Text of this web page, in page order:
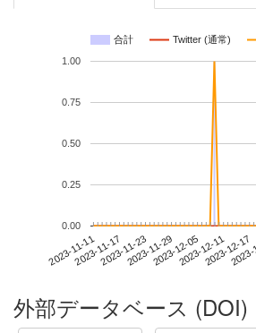
合計 Twitter (通常)
2023-11-112023-11-172023-11-232023-11-292023-12-052023-12-112023-12-17
0.00
0.25
0.50
0.75
1.00
外部データベース (DOI)